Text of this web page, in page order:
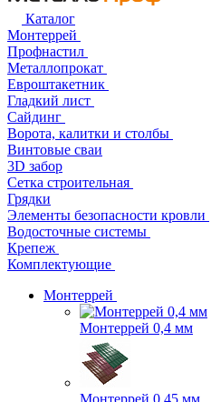
Каталог
Монтеррей
Профнастил
Металлопрокат
Евроштакетник
Гладкий лист
Сайдинг
Ворота, калитки и столбы
Винтовые сваи
3D забор
Сетка строительная
Грядки
Элементы безопасности кровли
Водосточные системы
Крепеж
Комплектующие
Монтеррей
Монтеррей 0,4 мм